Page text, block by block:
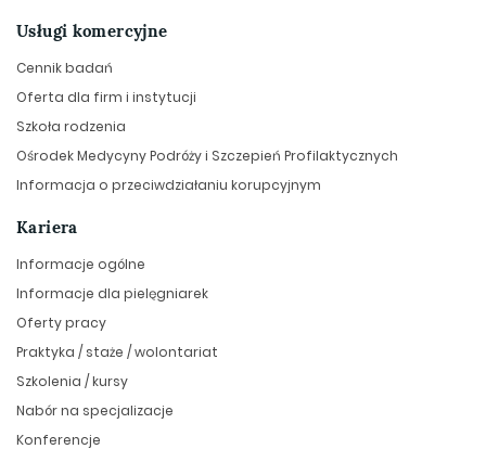
Usługi komercyjne
Cennik badań
Oferta dla firm i instytucji
Szkoła rodzenia
Ośrodek Medycyny Podróży i Szczepień Profilaktycznych
Informacja o przeciwdziałaniu korupcyjnym
Kariera
Informacje ogólne
Informacje dla pielęgniarek
Oferty pracy
Praktyka / staże / wolontariat
Szkolenia / kursy
Nabór na specjalizacje
Konferencje